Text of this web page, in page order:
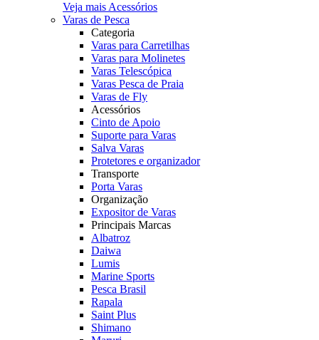
Veja mais Acessórios
Varas de Pesca
Categoria
Varas para Carretilhas
Varas para Molinetes
Varas Telescópica
Varas Pesca de Praia
Varas de Fly
Acessórios
Cinto de Apoio
Suporte para Varas
Salva Varas
Protetores e organizador
Transporte
Porta Varas
Organização
Expositor de Varas
Principais Marcas
Albatroz
Daiwa
Lumis
Marine Sports
Pesca Brasil
Rapala
Saint Plus
Shimano